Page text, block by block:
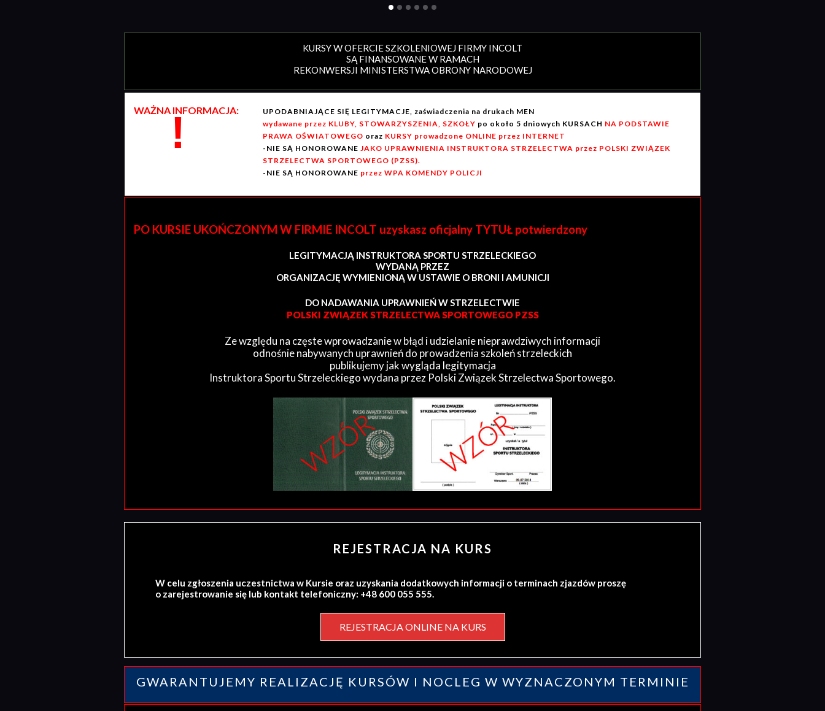
KURSY W OFERCIE SZKOLENIOWEJ FIRMY INCOLT
SĄ FINANSOWANE W RAMACH
REKONWERSJI MINISTERSTWA OBRONY NARODOWEJ
WAŻNA INFORMACJA:
!
UPODABNIAJĄCE SIĘ LEGITYMACJE, zaświadczenia na drukach MEN
wydawane przez KLUBY, STOWARZYSZENIA, SZKOŁY po około 5 dniowych KURSACH NA PODSTAWIE
PRAWA OŚWIATOWEGO oraz KURSY prowadzone ONLINE przez INTERNET
-NIE SĄ HONOROWANE JAKO UPRAWNIENIA INSTRUKTORA STRZELECTWA przez POLSKI ZWIĄZEK
STRZELECTWA SPORTOWEGO (PZSS).
-NIE SĄ HONOROWANE przez WPA KOMENDY POLICJI
PO KURSIE UKOŃCZONYM W FIRMIE INCOLT uzyskasz oficjalny TYTUŁ potwierdzony
LEGITYMACJĄ INSTRUKTORA SPORTU STRZELECKIEGO
WYDANĄ PRZEZ
ORGANIZACJĘ WYMIENIONĄ W USTAWIE O BRONI I AMUNICJI
DO NADAWANIA UPRAWNIEŃ W STRZELECTWIE
POLSKI ZWIĄZEK STRZELECTWA SPORTOWEGO PZSS
Ze względu na częste wprowadzanie w błąd i udzielanie nieprawdziwych informacji
odnośnie nabywanych uprawnień do prowadzenia szkoleń strzeleckich
publikujemy jak wygląda legitymacja
Instruktora Sportu Strzeleckiego wydana przez Polski Związek Strzelectwa Sportowego.
REJESTRACJA NA KURS
W celu zgłoszenia uczestnictwa w Kursie oraz uzyskania dodatkowych informacji o terminach zjazdów proszę
o zarejestrowanie się lub kontakt telefoniczny: +48 600 055 555.
REJESTRACJA ONLINE NA KURS
GWARANTUJEMY REALIZACJĘ KURSÓW I NOCLEG W WYZNACZONYM TERMINIE